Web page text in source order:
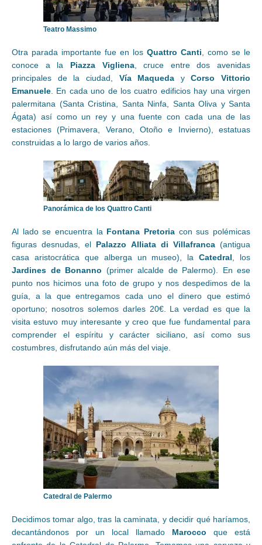
Teatro Massimo
Otra parada importante fue en los Quattro Canti, como se le
conoce a la Piazza Vigliena, cruce entre dos avenidas
principales de la ciudad, Vía Maqueda yCorso Vittorio
Emanuele. En cada uno de los cuatro edificios hay una virgen
palermitana (Santa Cristina, Santa Ninfa, Santa Oliva y Santa
Ágata) así como un rey y una fuente con cada una de las
estaciones (Primavera, Verano, Otoño e Invierno), estatuas
construidas a lo largo de varios años.
Panorámica de los Quattro Canti
Al lado se encuentra la Fontana Pretoria con sus polémicas
figuras desnudas, el Palazzo Alliata di Villafranca(antigua
casa aristocrática que alberga un museo), laCatedral, los
Jardines de Bonanno (primer alcalde de Palermo). En ese
punto nos hicimos una foto de grupo y nos despedimos de la
guía, a la que entregamos cada uno el dinero que estimó
oportuno; nosotros solemos darles 20€. La verdad es que la
visita estuvo muy interesante y creo que fue fundamental para
comprender el espíritu y carácter siciliano, así como sus
costumbres, disfrutando aún más del viaje.
Catedral de Palermo
Decidimos tomar algo, tras la caminata, y decidir qué haríamos,
decantándonos por un local llamado Marocco que está